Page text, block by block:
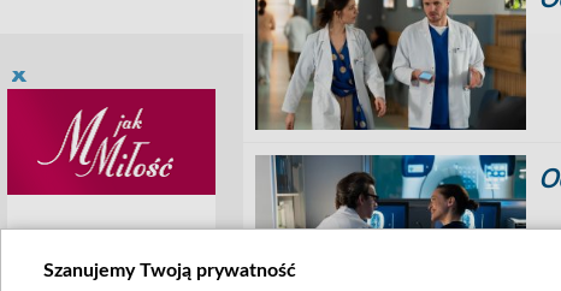
Szanujemy Twoją prywatność